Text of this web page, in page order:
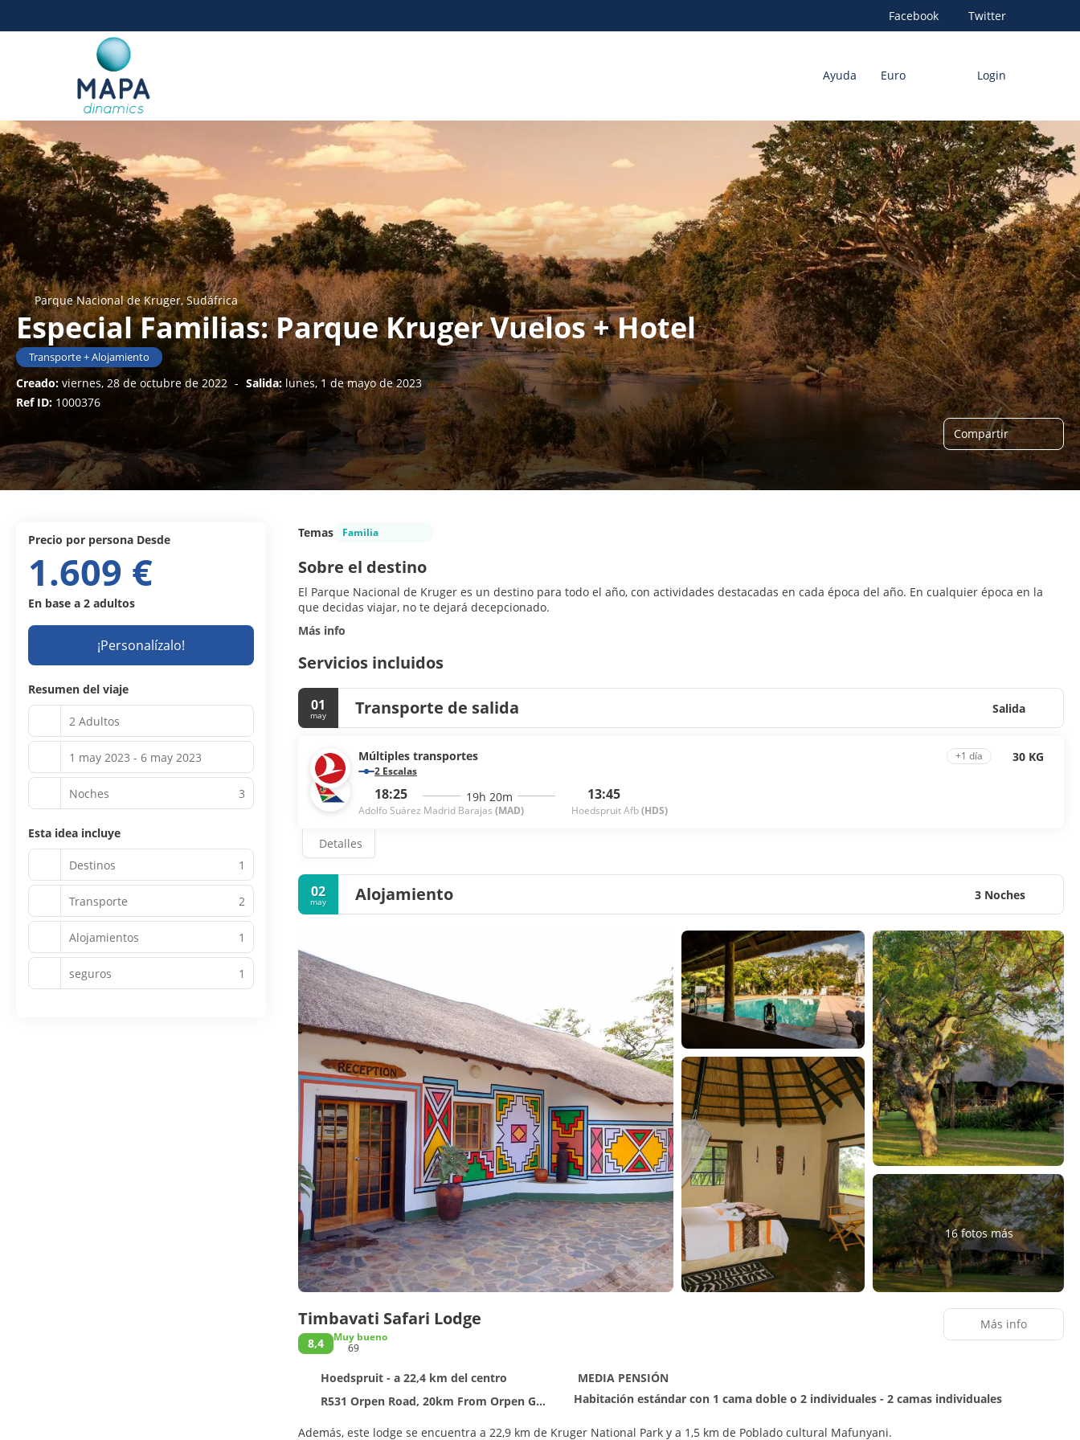
Facebook Twitter
Ayuda Euro Login
Parque Nacional de Kruger, Sudáfrica
Especial Familias: Parque Kruger Vuelos + Hotel
Transporte + Alojamiento
Creado: viernes, 28 de octubre de 2022 - Salida: lunes, 1 de mayo de 2023
Ref ID: 1000376
Compartir
Temas Familia
Sobre el destino
El Parque Nacional de Kruger es un destino para todo el año, con actividades destacadas en cada época del año. En cualquier época en la
que decidas viajar, no te dejará decepcionado.
Más info
Servicios incluidos
01
may Transporte de salida Salida
Múltiples transportes
2 Escalas
18:25
Adolfo Suárez Madrid Barajas (MAD)
19h 20m 13:45
Hoedspruit Afb(HDS)
+1 día 30 KG
Detalles
02
may Alojamiento 3 Noches
16 fotos más
Timbavati Safari Lodge
8,4
Muy bueno
69
Hoedspruit - a 22,4 km del centro
MEDIA PENSIÓN
R531 Orpen Road, 20km From Orpen Gate Kruger National Park outside of the park, Hoedspruit 1380
Habitación estándar con 1 cama doble o 2 individuales - 2 camas individuales
Además, este lodge se encuentra a 22,9 km de Kruger National Park y a 1,5 km de Poblado cultural Mafunyani.
Más info
precio por persona Desde
1.609 €
En base a 2 adultos
¡Personalízalo!
Resumen del viaje
2 Adultos
1 may 2023 - 6 may 2023
Noches 3
Esta idea incluye
Destinos 1
Transporte 2
Alojamientos 1
seguros 1